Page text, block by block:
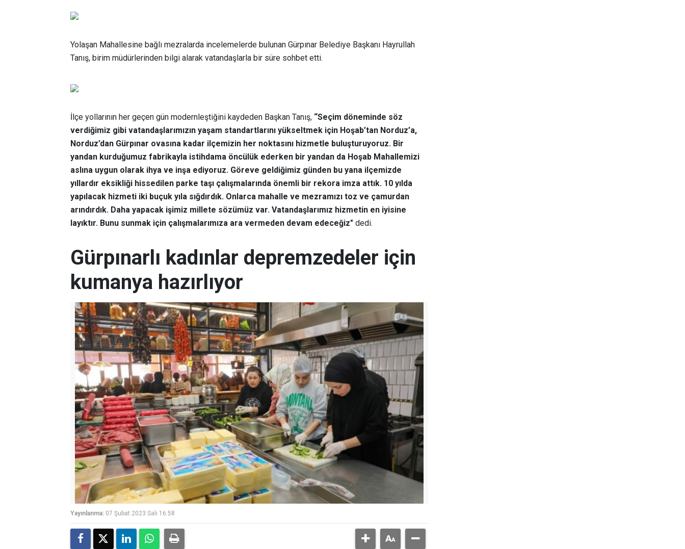
Yolaşan Mahallesine bağlı mezralarda incelemelerde bulunan Gürpınar Belediye Başkanı Hayrullah
Tanış, birim müdürlerinden bilgi alarak vatandaşlarla bir süre sohbet etti.
İlçe yollarının her geçen gün modernleştiğini kaydeden Başkan Tanış, “Seçim döneminde söz
verdiğimiz gibi vatandaşlarımızın yaşam standartlarını yükseltmek için Hoşab’tan Norduz’a,
Norduz’dan Gürpınar ovasına kadar ilçemizin her noktasını hizmetle buluşturuyoruz. Bir
yandan kurduğumuz fabrikayla istihdama öncülük ederken bir yandan da Hoşab Mahallemizi
aslına uygun olarak ihya ve inşa ediyoruz. Göreve geldiğimiz günden bu yana ilçemizde
yıllardır eksikliği hissedilen parke taşı çalışmalarında önemli bir rekora imza attık. 10 yılda
yapılacak hizmeti iki buçuk yıla sığdırdık. Onlarca mahalle ve mezramızı toz ve çamurdan
arındırdık. Daha yapacak işimiz millete sözümüz var. Vatandaşlarımız hizmetin en iyisine
layıktır. Bunu sunmak için çalışmalarımıza ara vermeden devam edeceğiz" dedi.
Gürpınarlı kadınlar depremzedeler için
kumanya hazırlıyor
Yayınlanma: 07 Şubat 2023 Salı 16:58